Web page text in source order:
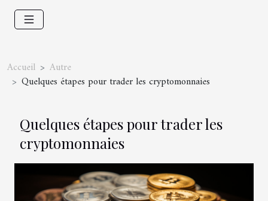
Accueil
Autre
Quelques étapes pour trader les cryptomonnaies
Quelques étapes pour trader les
cryptomonnaies